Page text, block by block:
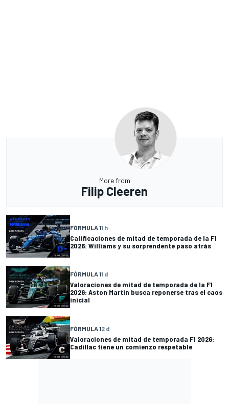
More from
Filip Cleeren
FÓRMULA 11 h
Calificaciones de mitad de temporada de la F1
2026: Williams y su sorprendente paso atrás
FÓRMULA 11 d
Valoraciones de mitad de temporada de la F1
2026: Aston Martin busca reponerse tras el caos
inicial
FÓRMULA 12 d
Valoraciones de mitad de temporada F1 2026:
Cadillac tiene un comienzo respetable